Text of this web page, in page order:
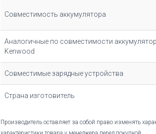
Совместимость аккумулятора
Аналогичные по совместимости
Kenwood
Совместимые зарядные устройства
Страна изготовитель
Производитель оставляет за собой право изменять